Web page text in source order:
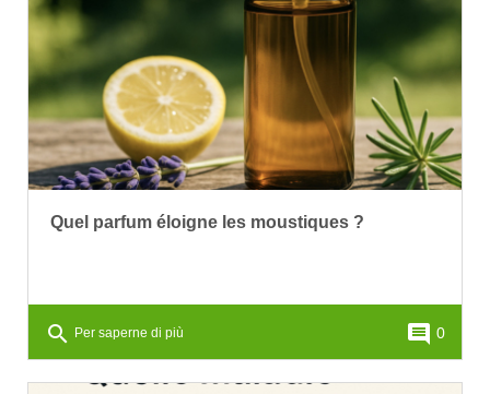
Quel parfum éloigne les moustiques ?
search Per saperne di più comment 0